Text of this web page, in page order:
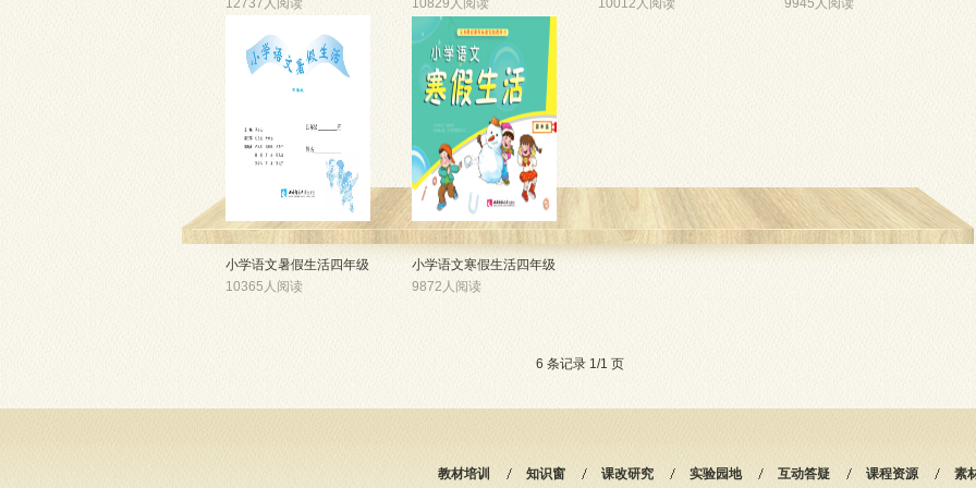
12737人阅读 10829人阅读 10012人阅读 9945人阅读
小学语文暑假生活四年级
10365人阅读
小学语文寒假生活四年级
9872人阅读
6 条记录 1/1 页
教材培训 知识窗 课改研究 实验园地 互动答疑 课程资源 素